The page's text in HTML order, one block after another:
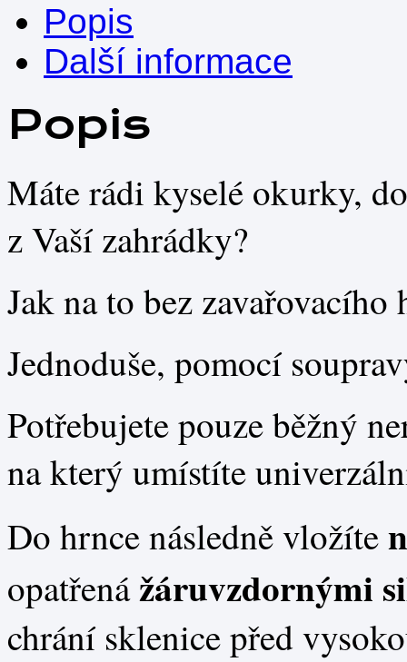
Popis
Další informace
Popis
Máte rádi kyselé okurky,
z Vaší zahrádky?
Jak na to bez zavařovacího
Jednoduše, pomocí
Potřebujete pouze běžný
na který umístíte
Do hrnce následně vložíte
opatřenážáruvzdornými
chrání sklenice před